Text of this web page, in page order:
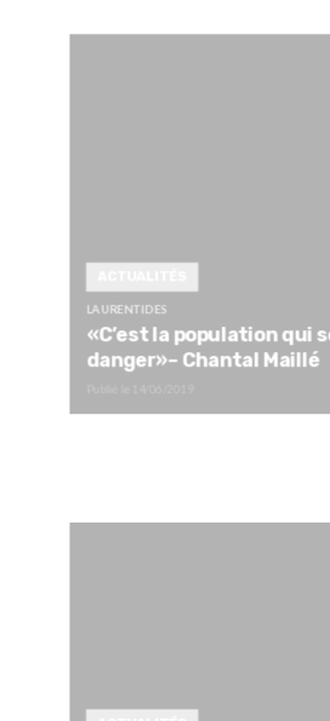
LAURENTIDES
«C’est la population qui
danger»– Chantal Maillé